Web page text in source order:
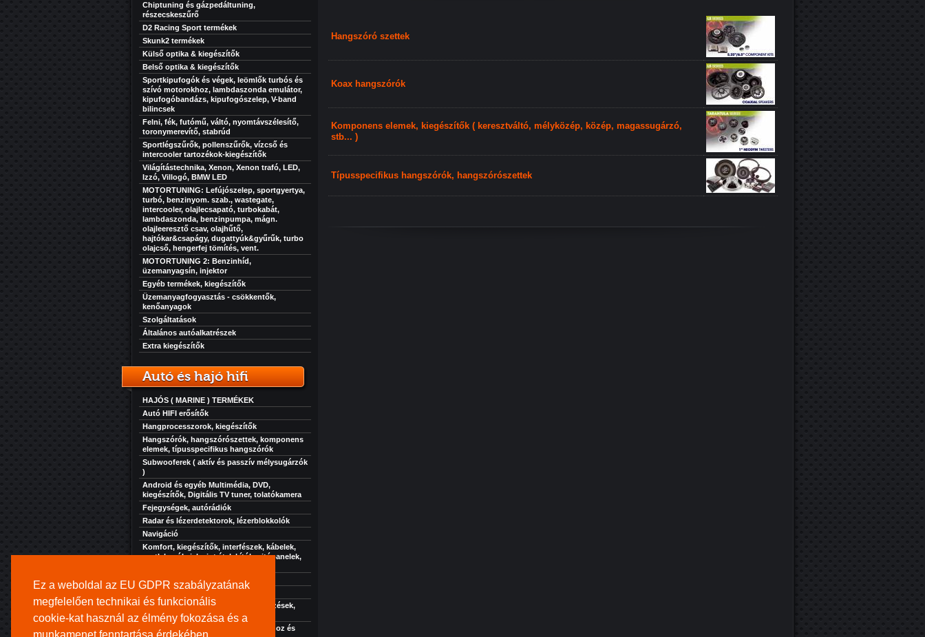
Ez a weboldal az EU GDPR szabályzatának
megfelelően technikai és funkcionális
cookie-kat használ az élmény fokozása és a
Chiptuning és gázpedáltuning,
részecskeszűrő
D2 Racing Sport termékek
Skunk2 termékek
Külső optika & kiegészítők
Belső optika & kiegészítők
Sportkipufogók és végek, leömlők turbós és
szívó motorokhoz, lambdaszonda emulátor,
kipufogóbandázs, kipufogószelep, V-band
bilincsek
Felni, fék, futómű, váltó, nyomtávszélesítő,
toronymerevítő, stabrúd
Sportlégszűrők, pollenszűrők, vízcső és
intercooler tartozékok-kiegészítők
Világítástechnika, Xenon, Xenon trafó, LED,
Izzó, Villogó, BMW LED
MOTORTUNING: Lefújószelep, sportgyertya,
turbó, benzinyom. szab., wastegate,
intercooler, olajlecsapató, turbokabát,
lambdaszonda, benzinpumpa, mágn.
olajleeresztő csav, olajhűtő,
hajtókar&csapágy, dugattyúk&gyűrűk, turbo
olajcső, hengerfej tömítés, vent.
MOTORTUNING 2: Benzinhíd,
üzemanyagsín, injektor
Egyéb termékek, kiegészítők
Üzemanyagfogyasztás - csökkentők,
kenőanyagok
Szolgáltatások
Általános autóalkatrészek
Extra kiegészítők
Autó és hajó hifi
HAJÓS ( MARINE ) TERMÉKEK
Autó HIFI erősítők
Hangprocesszorok, kiegészítők
Hangszórók, hangszórószettek, komponens
elemek, típusspecifikus hangszórók
Subwooferek ( aktív és passzív mélysugárzók
)
Android és egyéb Multimédia, DVD,
kiegészítők, Digitális TV tuner, tolatókamera
Fejegységek, autórádiók
Radar és lézerdetektorok, lézerblokkolók
Navigáció
Komfort, kiegészítők, interfészek, kábelek,
csatlakozók, jelszint átalakítók, ajtópanelek,
Akkuk-töltők-elektronikák
Extra kiegészítők, kényelmi berendezések,
hűtés, fűtés, stb...
Kihangosító rendszer turistajáratokhoz és
Hangszóró szettek
Koax hangszórók
Komponens elemek, kiegészítők ( keresztváltó, mélyközép, közép, magassugárzó,
stb... )
Típusspecifikus hangszórók, hangszórószettek